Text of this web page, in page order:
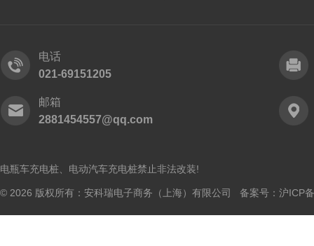
电话
021-69151205
邮箱
2881454557@qq.com
电瓶车充电桩、电动汽车充电桩禁止非法改装!
© 2026 版权所有：安科瑞电子商务（上海）有限公司 备案号： 沪ICP